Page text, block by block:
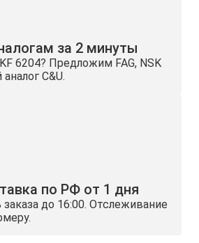
за 2 минуты
6204? Предложим FAG, NSK
C&U.
по РФ от 1 дня
до 16:00. Отслеживание